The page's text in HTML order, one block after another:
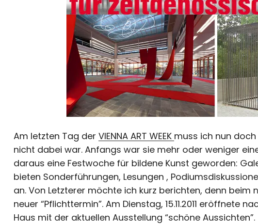
Am letzten Tag der VIENNA ART WEEK muss ich nun
nicht dabei war. Anfangs war sie mehr oder weniger
daraus eine Festwoche für bildene Kunst geworden:
bieten Sonderführungen, Lesungen ,
an. Von Letzterer möchte ich kurz berichten, denn beim
neuer “Pflichttermin”. Am Dienstag, 15.11.2011 eröffnete
Haus mit der aktuellen Ausstellung “schöne